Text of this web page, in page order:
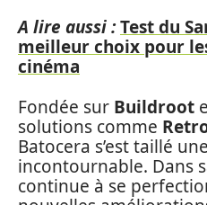
A lire aussi :Test du
meilleur choix pour
cinéma
Fondée sur Buildroot
solutions comme
Batocera s’est taillé
incontournable. Dans
continue à se